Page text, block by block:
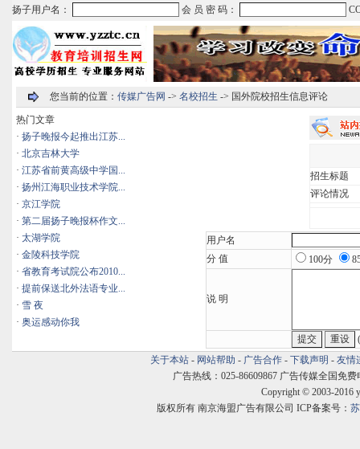
您当前的位置： 传媒广告网 -> 名校招生 -> 国外院校招生信息评论
热门文章
· 扬子晚报今起推出江苏...
· 北京吉林大学
· 江苏省前黄高级中学国...
· 扬州江海职业技术学院...
· 京江学院
· 第二届扬子晚报杯作文...
· 太湖学院
· 金陵科技学院
· 省教育考试院公布2010...
· 提前保送北外法语专业...
· 雪 夜
· 奥运感动你我
招生标题
评论情况
用户名
分 值
100分
说 明
关于本站 - 网站帮助 - 广告合作 - 下载声明 - 友情
广告热线：025-86609867 广告传媒全国免费
Copyright © 2003-2016
版权所有 南京海盟广告有限公司 ICP备案号：